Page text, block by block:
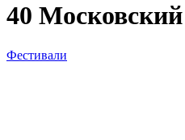
40
Фестивали